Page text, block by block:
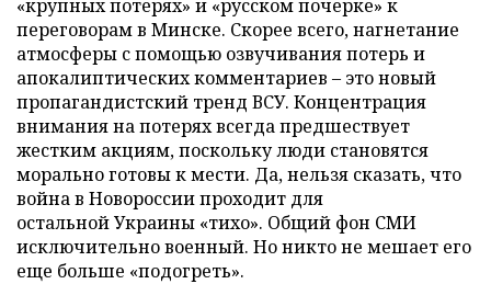
«крупных потерях» и «русском почерке» к
переговорам в Минске. Скорее всего, нагнетание
атмосферы с помощью озвучивания потерь и
апокалиптических комментариев – это новый
пропагандистский тренд ВСУ. Концентрация
внимания на потерях всегда предшествует
жестким акциям, поскольку люди становятся
морально готовы к мести. Да, нельзя сказать, что
война в Новороссии проходит для
остальной Украины «тихо». Общий фон СМИ
исключительно военный. Но никто не мешает его
еще больше «подогреть».